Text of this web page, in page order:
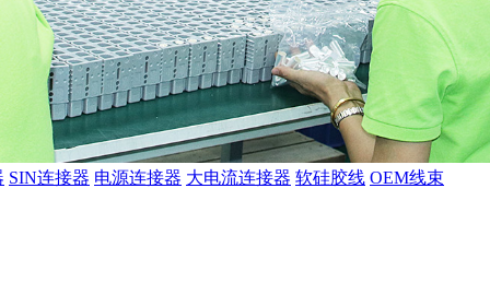
SIN连接器 电源连接器 大电流连接器 软硅胶线 OEM线束